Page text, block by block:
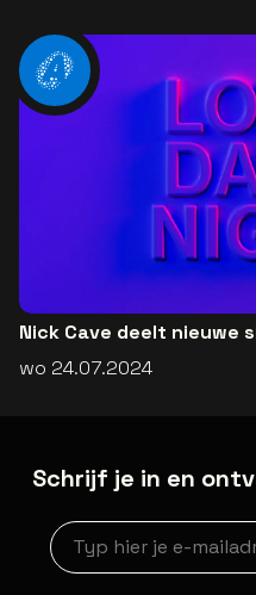
Nick Cave deelt nieuwe
wo 24.07.2024
Schrijf je in en
Nieuwsbrief aanmelding